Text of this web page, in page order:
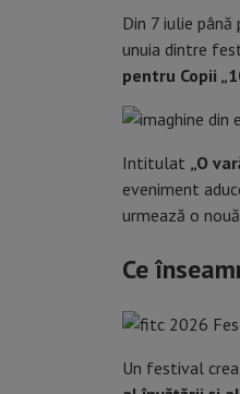
Din 7 iulie
unuia dintre
pentru Copii
Intitulat „O
eveniment
urmează o
Ce
Un festival